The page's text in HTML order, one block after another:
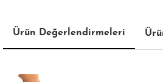
Ürün Değerlendirmeleri